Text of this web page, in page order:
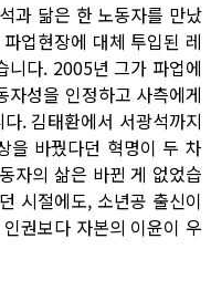
과 닮은 한 노동자를 만났
업현장에 대체 투입된 레
니다. 2005년 그가 파업에
성을 인정하고 사측에게
. 김태환에서 서광석까지
을 바꿨다던 혁명이 두 차
자의 삶은 바뀐 게 없었습
시절에도, 소년공 출신이
권보다 자본의 이윤이 우